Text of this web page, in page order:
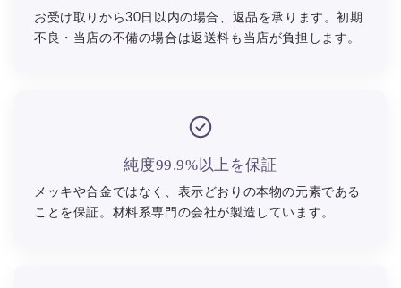
お受け取りから30日以内の場合、返品を承ります。初期
不良・当店の不備の場合は返送料も当店が負担します。
純度99.9%以上を保証
メッキや合金ではなく、表示どおりの本物の元素である
ことを保証。材料系専門の会社が製造しています。